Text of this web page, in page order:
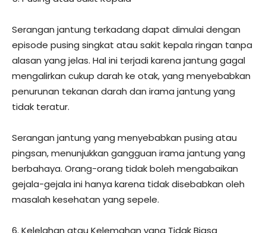
Serangan jantung terkadang dapat dimulai dengan
episode pusing singkat atau sakit kepala ringan tanpa
alasan yang jelas. Hal ini terjadi karena jantung gagal
mengalirkan cukup darah ke otak, yang menyebabkan
penurunan tekanan darah dan irama jantung yang
tidak teratur.
Serangan jantung yang menyebabkan pusing atau
pingsan, menunjukkan gangguan irama jantung yang
berbahaya. Orang-orang tidak boleh mengabaikan
gejala-gejala ini hanya karena tidak disebabkan oleh
masalah kesehatan yang sepele.
6. Kelelahan atau Kelemahan yang Tidak Biasa